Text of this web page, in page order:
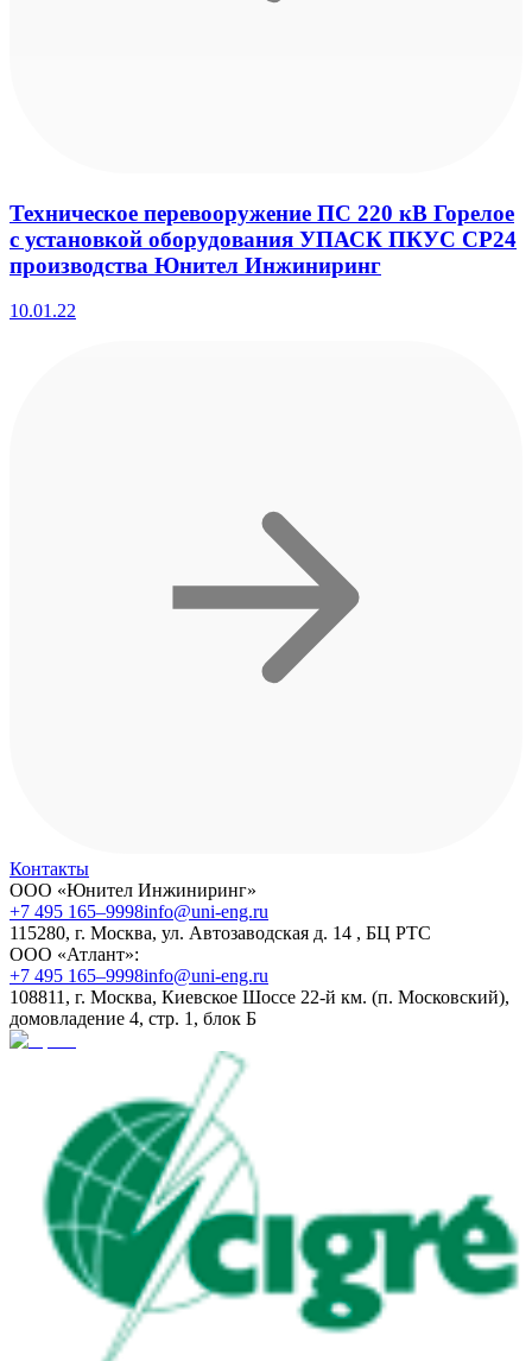
Техническое перевооружение ПС 220 кВ Горелое
с установкой оборудования УПАСК ПКУС СР24
производства Юнител Инжиниринг
10.01.22
Контакты
ООО «Юнител Инжиниринг»
+7 495 165–9998info@uni-eng.ru
115280, г. Москва, ул. Автозаводская д. 14 , БЦ РТС
ООО «Атлант»:
+7 495 165–9998info@uni-eng.ru
108811, г. Москва, Киевское Шоссе 22-й км. (п. Московский),
домовладение 4, стр. 1, блок Б